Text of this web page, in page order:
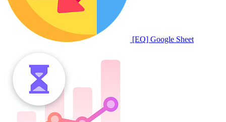
[EQ] Google Sheet